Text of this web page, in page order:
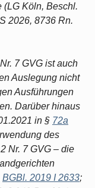
(LG Köln, Beschl.
2026, 8736 Rn.
7 GVG ist auch
Auslegung nicht
Ausführungen
Darüber hinaus
in § 72a
des
Nr. 7 GVG – die
BGBl. 2019 I 2633;